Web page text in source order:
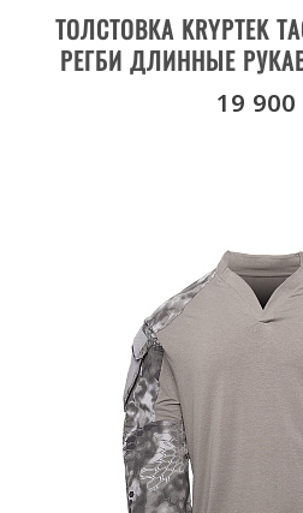
ТОЛСТОВКА KRYPTEK
РЕГБИ ДЛИННЫЕ
19 900